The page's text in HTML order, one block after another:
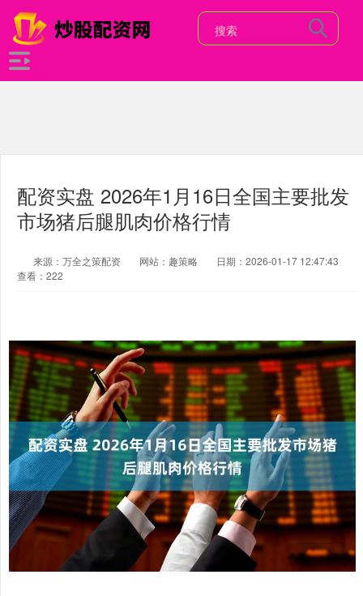
配资实盘 2026年1月16日全国主要批发
市场猪后腿肌肉价格行情
来源：万全之策配资 网站：趣策略
日期：2026-01-17 12:47:43
查看：222